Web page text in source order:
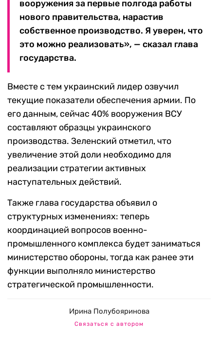
вооружения за первые полгода работы
нового правительства, нарастив
собственное производство. Я уверен, что
это можно реализовать», — сказал глава
государства.
Вместе с тем украинский лидер озвучил
текущие показатели обеспечения армии. По
его данным, сейчас 40% вооружения ВСУ
составляют образцы украинского
производства. Зеленский отметил, что
увеличение этой доли необходимо для
реализации стратегии активных
наступательных действий.
Также глава государства объявил о
структурных изменениях: теперь
координацией вопросов военно-
промышленного комплекса будет заниматься
министерство обороны, тогда как ранее эти
функции выполняло министерство
стратегической промышленности.
Ирина Полубояринова
Связаться с автором